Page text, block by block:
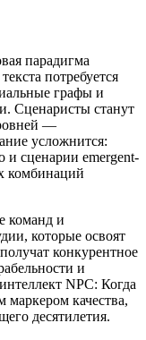
парадигма
потребуется
графы и
Сценаристы станут
—
усложнится:
и сценарии emergent-
комбинаций
команд и
которые освоят
конкурентное
и
NPC: Когда
качества,
десятилетия.